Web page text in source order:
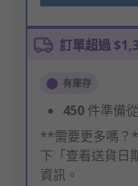
訂單超過
有庫存
450 件準備
**需要更多嗎？
下「查看送貨日
資訊。